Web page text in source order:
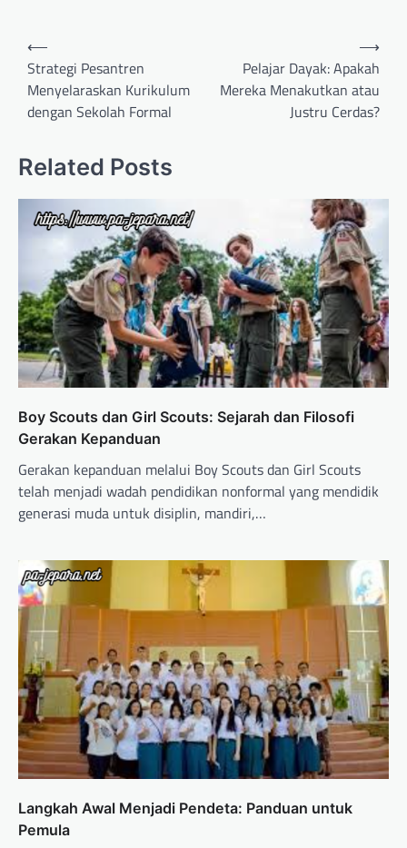
Post
navigation
⟵
Strategi Pesantren
Menyelaraskan Kurikulum
dengan Sekolah Formal
Pelajar Dayak: Apakah
Mereka Menakutkan atau
Justru Cerdas?
⟶
Related Posts
Boy Scouts dan Girl Scouts: Sejarah dan Filosofi
Gerakan Kepanduan
Gerakan kepanduan melalui Boy Scouts dan Girl Scouts
telah menjadi wadah pendidikan nonformal yang mendidik
generasi muda untuk disiplin, mandiri,…
Langkah Awal Menjadi Pendeta: Panduan untuk
Pemula